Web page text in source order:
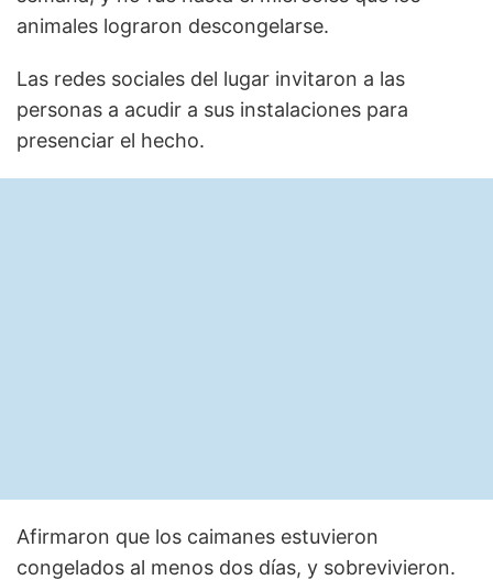
animales lograron descongelarse.
Las redes sociales del lugar invitaron a las
personas a acudir a sus instalaciones para
presenciar el hecho.
Afirmaron que los caimanes estuvieron
congelados al menos dos días, y sobrevivieron.